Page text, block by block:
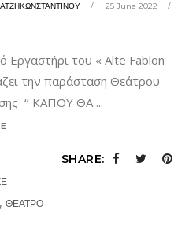
25 June 2022
Εργαστήρι του « Alte Fablon
την παράσταση Θεάτρου
‘’ ΚΑΠΟΥ ΘΑ
, ΘΕΑΤΡΟ
SHARE: